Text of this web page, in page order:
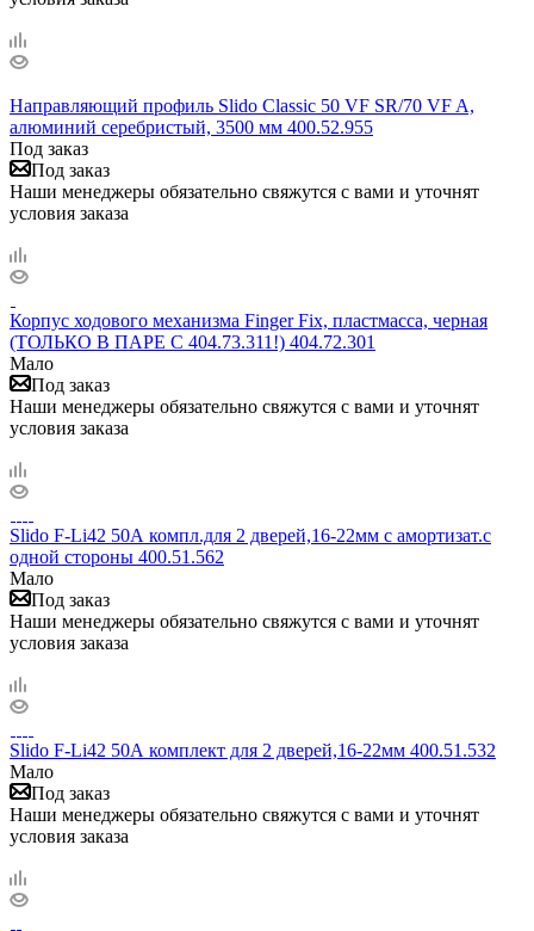
Направляющий профиль Slido Classic 50 VF SR/70 VF A,
алюминий серебристый, 3500 мм 400.52.955
Под заказ
Под заказ
Наши менеджеры обязательно свяжутся с вами и уточнят
условия заказа
Корпус ходового механизма Finger Fix, пластмасса, черная
(ТОЛЬКО В ПАРЕ С 404.73.311!) 404.72.301
Мало
Под заказ
Наши менеджеры обязательно свяжутся с вами и уточнят
условия заказа
Slido F-Li42 50А компл.для 2 дверей,16-22мм с амортизат.с
одной стороны 400.51.562
Мало
Под заказ
Наши менеджеры обязательно свяжутся с вами и уточнят
условия заказа
Slido F-Li42 50А комплект для 2 дверей,16-22мм 400.51.532
Мало
Под заказ
Наши менеджеры обязательно свяжутся с вами и уточнят
условия заказа